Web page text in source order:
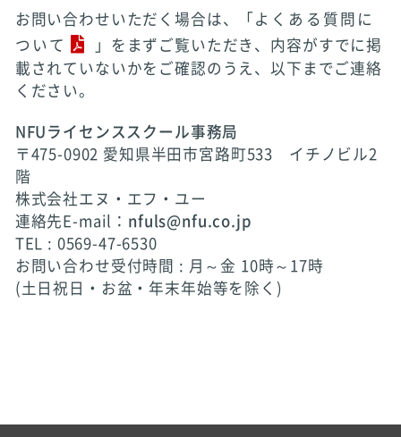
お問い合わせいただく場合は、「 よくある質問に
ついて
」をまずご覧いただき、内容がすでに掲
載されていないかをご確認のうえ、以下までご連絡
ください。
NFUライセンススクール事務局
〒475-0902 愛知県半田市宮路町533 イチノビル2
階
株式会社エヌ・エフ・ユー
連絡先E-mail： nfuls@nfu.co.jp
TEL : 0569-47-6530
お問い合わせ受付時間 : 月～金 10時～17時
(土日祝日・お盆・年末年始等を除く)